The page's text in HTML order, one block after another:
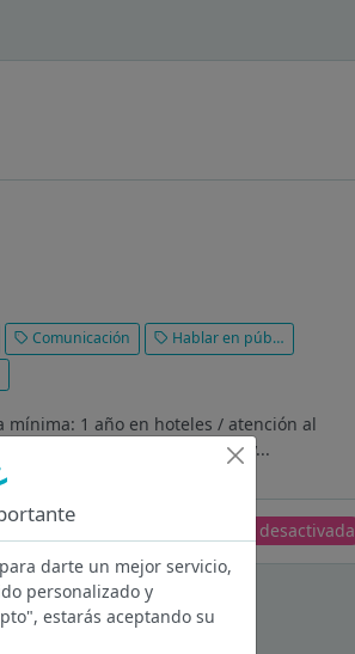
Comunicación
Hablar en público
1 año en hoteles / atención al
resolutiva, dinámica y...
Oferta desactivada
darte un mejor servicio,
personalizado y
estarás aceptando su